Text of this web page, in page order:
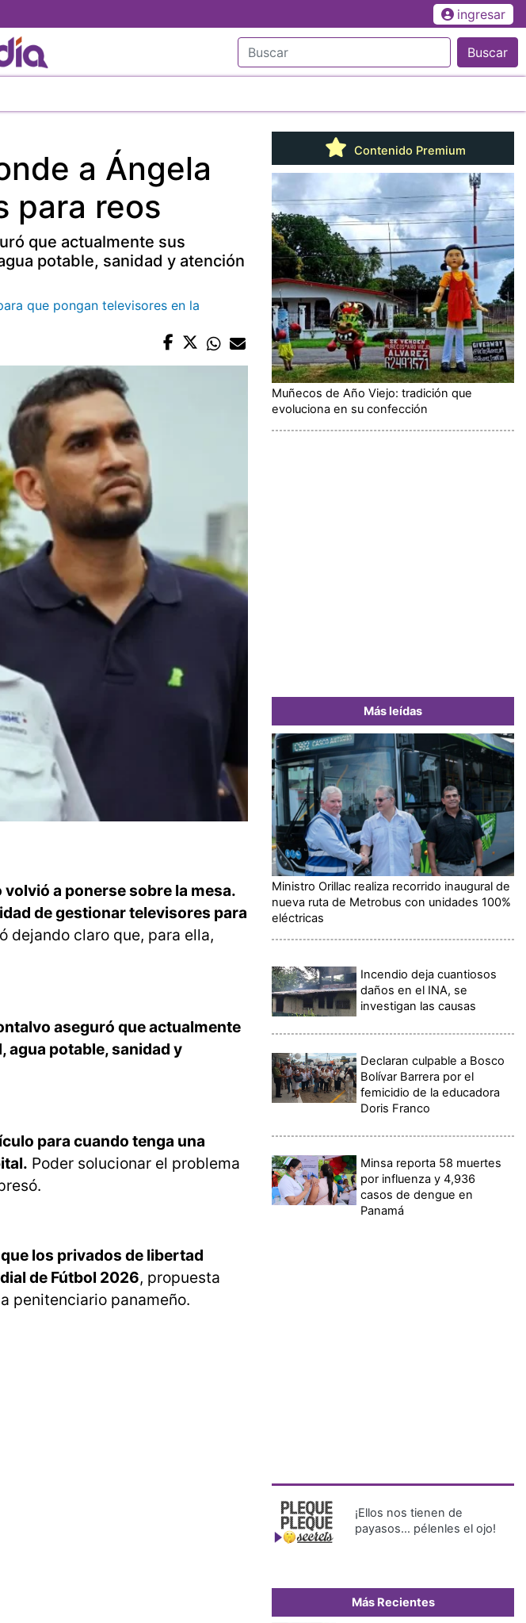
ingresar
Buscar
a Ángela
para reos
que actualmente sus
potable, sanidad y atención
que pongan televisores en la
a ponerse sobre la mesa.
de gestionar televisores para
dejando claro que, para ella,
aseguró que actualmente
agua potable, sanidad y
para cuando tenga una
Poder solucionar el problema
los privados de libertad
de Fútbol 2026, propuesta
penitenciario panameño.
Contenido Premium
Muñecos de Año Viejo: tradición que
evoluciona en su confección
Más leídas
Ministro Orillac realiza recorrido inaugural de
nueva ruta de Metrobus con unidades 100%
eléctricas
Incendio deja cuantiosos
daños en el INA, se
investigan las causas
Declaran culpable a Bosco
Bolívar Barrera por el
femicidio de la educadora
Doris Franco
Minsa reporta 58 muertes
por influenza y 4,936
casos de dengue en
Panamá
¡Ellos nos tienen de
payasos… pélenles el ojo!
Más Recientes